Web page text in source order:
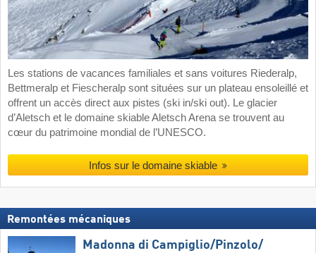
Les stations de vacances familiales et sans voitures Riederalp,
Bettmeralp et Fiescheralp sont situées sur un plateau ensoleillé et
offrent un accès direct aux pistes (ski in/ski out). Le glacier
d’Aletsch et le domaine skiable Aletsch Arena se trouvent au
cœur du patrimoine mondial de l’UNESCO.
Infos sur le domaine skiable
Remontées mécaniques
Madonna di Campiglio/​Pinzolo/​